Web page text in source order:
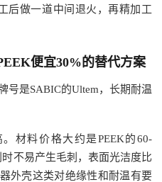
后做一道中间退火，再精加工
便宜30%的替代方案
号是SABIC的Ultem，长期耐温
材料价格大约是PEEK的60-
不易产生毛刺，表面光洁度比
外壳这类对绝缘性和耐温有要